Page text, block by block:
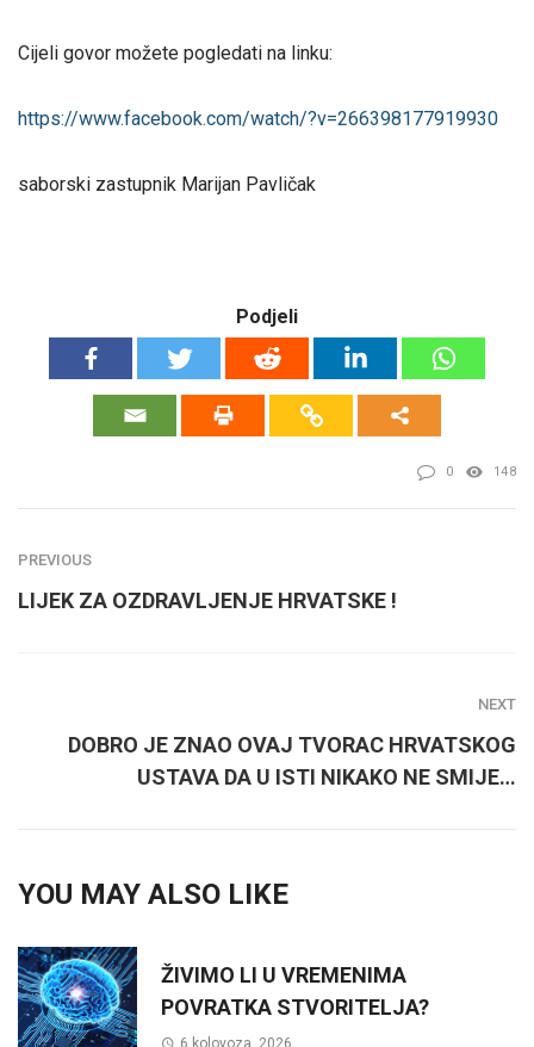
Cijeli govor možete pogledati na linku:
https://www.facebook.com/watch/?v=266398177919930
saborski zastupnik Marijan Pavličak
Podjeli
0 148
PREVIOUS
LIJEK ZA OZDRAVLJENJE HRVATSKE !
NEXT
DOBRO JE ZNAO OVAJ TVORAC HRVATSKOG
USTAVA DA U ISTI NIKAKO NE SMIJE…
YOU MAY ALSO LIKE
ŽIVIMO LI U VREMENIMA
POVRATKA STVORITELJA?